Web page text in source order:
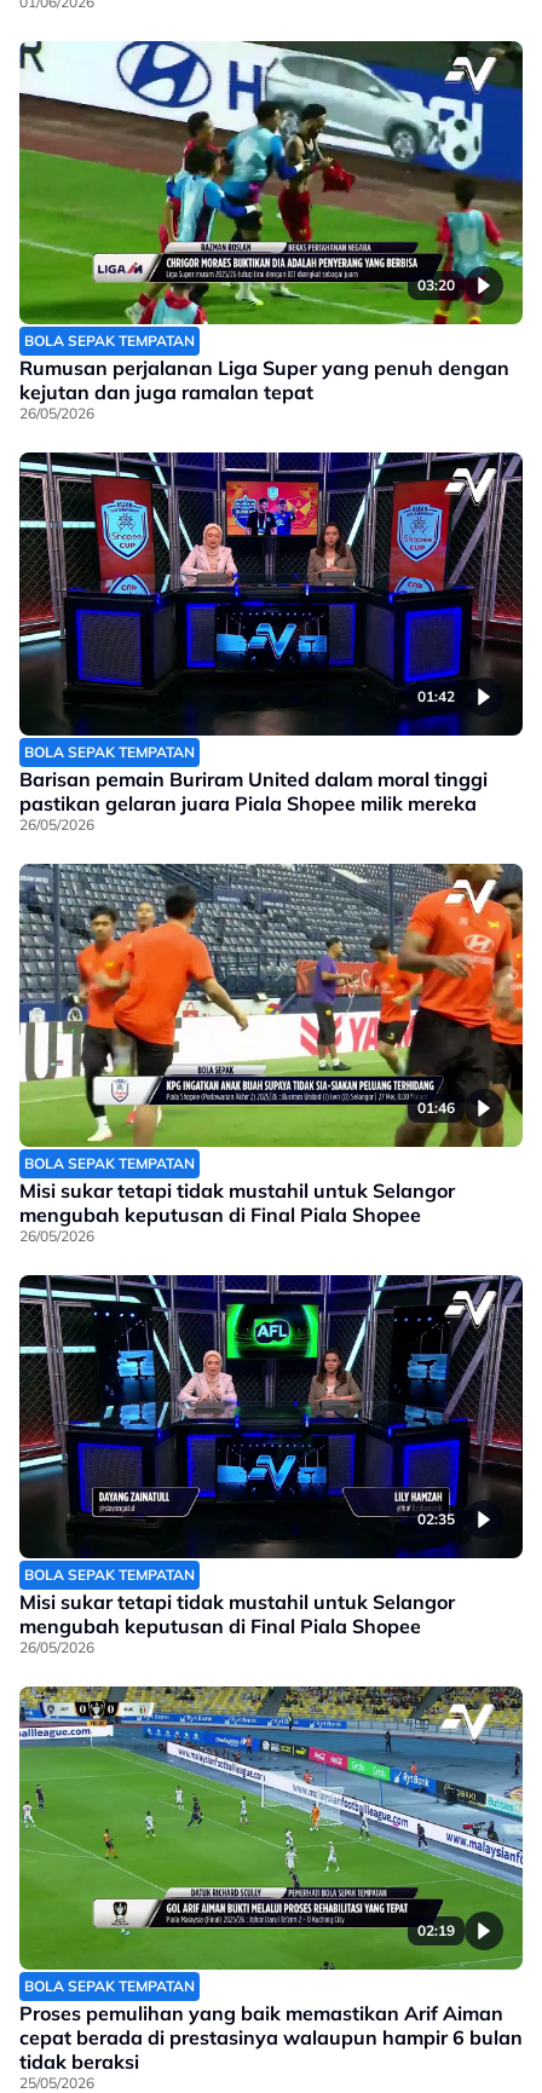
03:20
BOLA SEPAK TEMPATAN
Rumusan perjalanan Liga Super yang penuh dengan
kejutan dan juga ramalan tepat
26/05/2026
01:42
BOLA SEPAK TEMPATAN
Barisan pemain Buriram United dalam moral tinggi
pastikan gelaran juara Piala Shopee milik mereka
26/05/2026
01:46
BOLA SEPAK TEMPATAN
Misi sukar tetapi tidak mustahil untuk Selangor
mengubah keputusan di Final Piala Shopee
26/05/2026
02:35
BOLA SEPAK TEMPATAN
Misi sukar tetapi tidak mustahil untuk Selangor
mengubah keputusan di Final Piala Shopee
26/05/2026
02:19
BOLA SEPAK TEMPATAN
Proses pemulihan yang baik memastikan Arif Aiman
cepat berada di prestasinya walaupun hampir 6 bulan
tidak beraksi
25/05/2026